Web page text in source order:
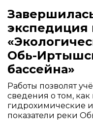
экспедиция
Обь-
бассейна»
Работы позволят
сведения о том,
гидрохимические
показатели реки